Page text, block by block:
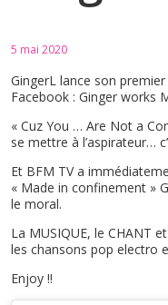
5 mai 2020
GingerL lance son
Facebook : Ginger works
« Cuz You … Are Not a
se mettre à l’aspirateur…
Et BFM TV a
« Made in confinement »
le moral.
La MUSIQUE, le CHANT
les chansons pop electro
Enjoy !!